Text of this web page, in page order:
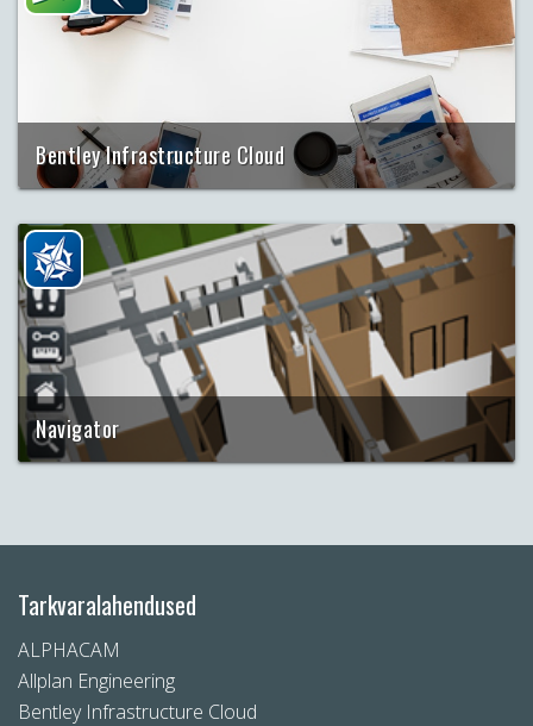
Bentley Infrastructure Cloud
Pilvelahendus BIM-projektide kooshoidmiseks
Navigator
Piiranguteta mobiilne juurdepääs, tiimitöö ja andmehõive
Tarkvaralahendused
ALPHACAM
Allplan Engineering
Bentley Infrastructure Cloud